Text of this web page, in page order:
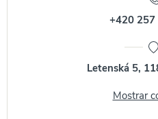
+420
Letenská 5,
Mostrar